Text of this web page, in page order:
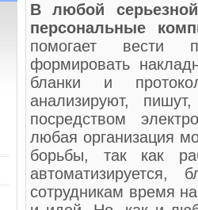
вам и по цене, и по ...
КОМПАНИЯ ДВА
а настоящий
ощущение
тому же, оставив в стороне
забывать о том, что данный
необычайной ...
ВХОДНЫЕ
является
Двери такого
надёжности и
следует учитывать тот
СЛЕДИТЕ ЗА
такое автомобиль
средство
во-вторых, это
В любой серьезной
персональные
помогает вести
формировать
бланки и
анализируют,
посредством
любая организация
борьбы, так как
автоматизируется,
сотрудникам время